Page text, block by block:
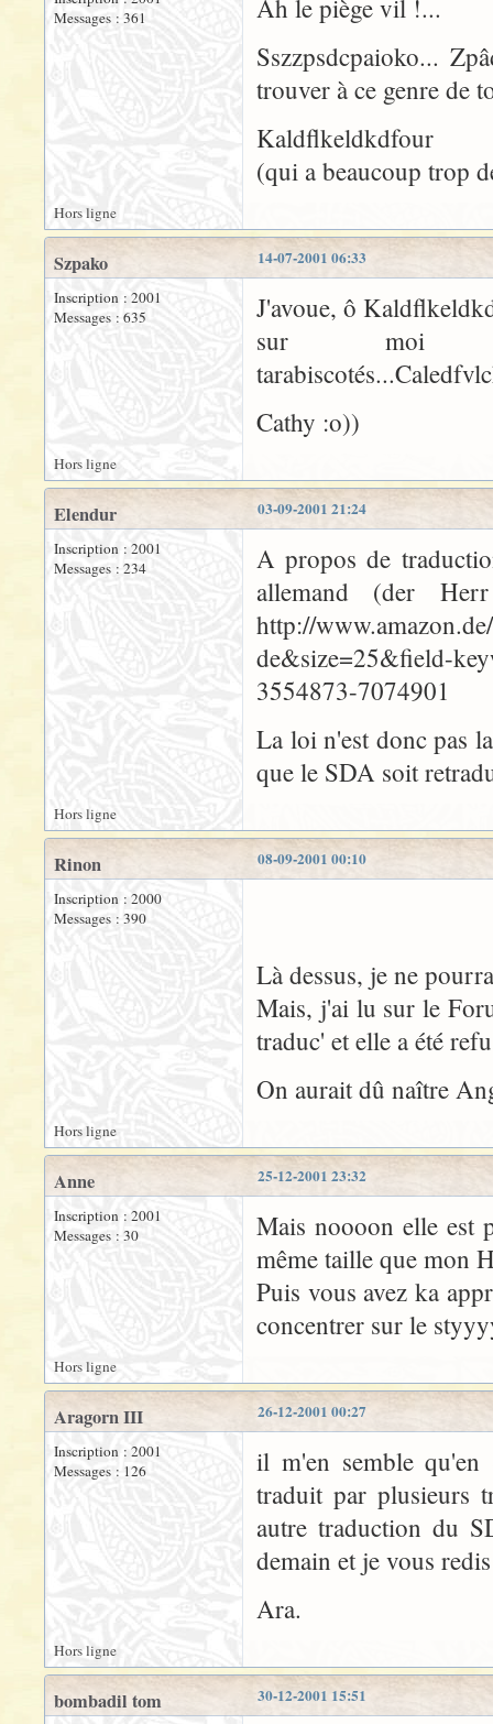
Messages : 361
Ah le piège vil !...
Sszzpsdcpaioko...
trouver à ce genre de
Kaldflkeldkdfour
(qui a beaucoup trop
Hors ligne
14-07-2001 06:33
Szpako
Inscription : 2001
Messages : 635
J'avoue, ô
sur moi
Cathy :o))
Hors ligne
03-09-2001 21:24
Elendur
Inscription : 2001
Messages : 234
A propos de
allemand (der
http://
de&size=25&field-
3554873-7074901
La loi n'est donc pas
que le SDA soit
Hors ligne
08-09-2001 00:10
Rinon
Inscription : 2000
Messages : 390
Là dessus, je ne
Mais, j'ai lu sur le
traduc' et elle a été
On aurait dû naître
Hors ligne
25-12-2001 23:32
Anne
Inscription : 2001
Messages : 30
Mais noooon elle est
même taille que mon
Puis vous avez ka
concentrer sur le
Hors ligne
26-12-2001 00:27
Aragorn III
Inscription : 2001
Messages : 126
il m'en semble qu'en
traduit par plusieurs
autre traduction du
demain et je vous
Ara.
Hors ligne
30-12-2001 15:51
bombadil tom